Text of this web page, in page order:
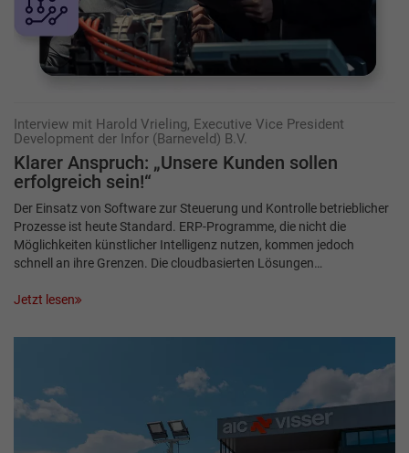
Interview mit Harold Vrieling, Executive Vice President
Development der Infor (Barneveld) B.V.
Klarer Anspruch: „Unsere Kunden sollen
erfolgreich sein!“
Der Einsatz von Software zur Steuerung und Kontrolle betrieblicher
Prozesse ist heute Standard. ERP-Programme, die nicht die
Möglichkeiten künstlicher Intelligenz nutzen, kommen jedoch
schnell an ihre Grenzen. Die cloudbasierten Lösungen…
Jetzt lesen